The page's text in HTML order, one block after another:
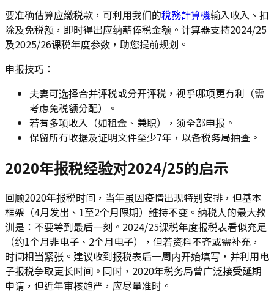
要准确估算应缴税款，可利用我们的稅務計算機输入收入、扣
除及免税额，即时得出应纳薪俸税金额。计算器支持2024/25
及2025/26课税年度参数，助您提前规划。
申报技巧：
夫妻可选择合并评税或分开评税，视乎哪项更有利（需
考虑免税额分配）。
若有多项收入（如租金、兼职），须全部申报。
保留所有收据及证明文件至少7年，以备税务局抽查。
2020年报税经验对2024/25的启示
回顾2020年报税时间，当年虽因疫情出现特别安排，但基本
框架（4月发出、1至2个月限期）维持不变。纳税人的最大教
训是：不要等到最后一刻。2024/25课税年度报税表看似充足
（约1个月非电子、2个月电子），但若资料不齐或需补充，
时间相当紧张。建议收到报税表后一周内开始填写，并利用电
子报税争取更长时间。同时，2020年税务局曾广泛接受延期
申请，但近年审核趋严，应尽量准时。